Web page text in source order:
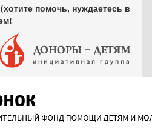
помочь, нуждаетесь в